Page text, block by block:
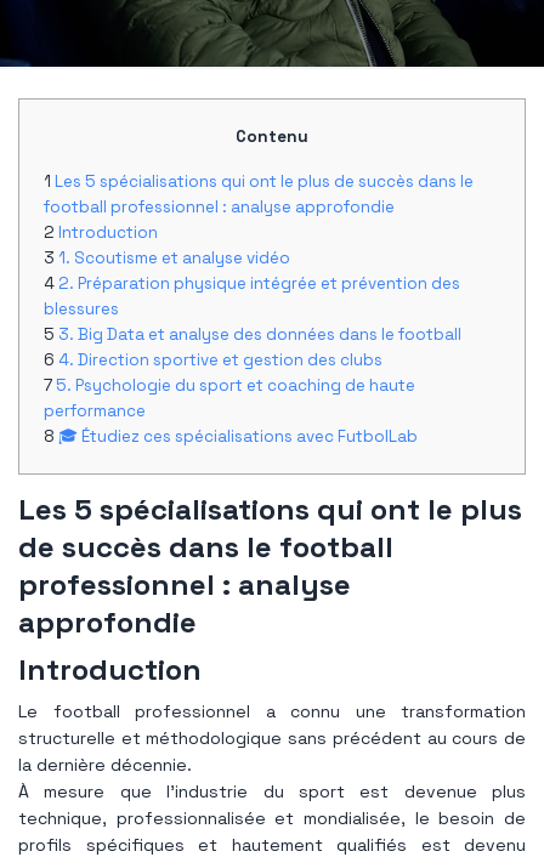
Contenu
Les 5 spécialisations qui ont le plus de succès dans le
football professionnel : analyse approfondie
Introduction
1. Scoutisme et analyse vidéo
2. Préparation physique intégrée et prévention des
blessures
3. Big Data et analyse des données dans le football
4. Direction sportive et gestion des clubs
5. Psychologie du sport et coaching de haute
performance
🎓 Étudiez ces spécialisations avec FutbolLab
Les 5 spécialisations qui ont le plus
de succès dans le football
professionnel : analyse
approfondie
Introduction
Le football professionnel a connu une transformation
structurelle et méthodologique sans précédent au cours de
la dernière décennie.
À mesure que l’industrie du sport est devenue plus
technique, professionnalisée et mondialisée, le besoin de
profils spécifiques et hautement qualifiés est devenu